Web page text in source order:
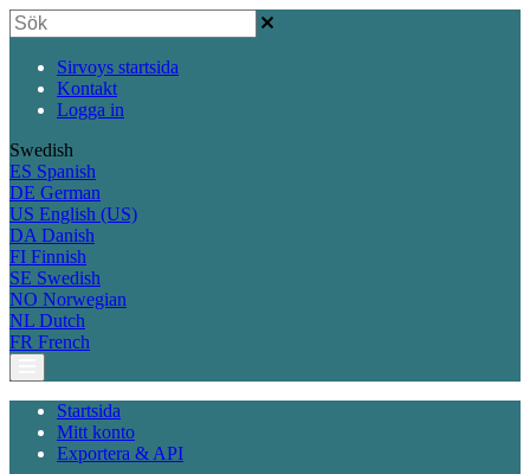
Sirvoys startsida
Kontakt
Logga in
Swedish
ES Spanish
DE German
US English (US)
DA Danish
FI Finnish
SE Swedish
NO Norwegian
NL Dutch
FR French
Startsida
Mitt konto
Exportera & API